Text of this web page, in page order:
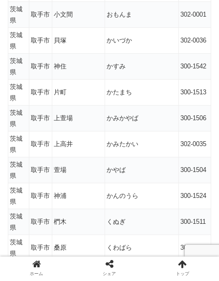
茨城
県
取手市 小文間 おもんま 302-0001
茨城
県
取手市 貝塚 かいづか 302-0036
茨城
県
取手市 神住 かすみ 300-1542
茨城
県
取手市 片町 かたまち 300-1513
茨城
県
取手市 上萱場 かみかやば 300-1506
茨城
県
取手市 上高井 かみたかい 302-0035
茨城
県
取手市 萱場 かやば 300-1504
茨城
県
取手市 神浦 かんのうら 300-1524
茨城
県
取手市 椚木 くぬぎ 300-1511
茨城
県
取手市 桑原 くわばら 302-0017
取手市 けあり 300-1537
ホーム シェア トップ